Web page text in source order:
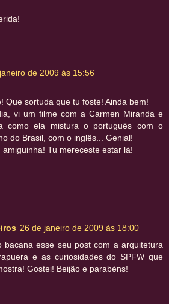
de 2009 às 15:56
Que sortuda que tu foste! Ainda bem!
vi um filme com a Carmen Miranda e
como ela mistura o português com o
do Brasil, com o inglês... Genial!
amiguinha! Tu mereceste estar lá!
26 de janeiro de 2009 às 18:00
bacana esse seu post com a arquitetura
e as curiosidades do SPFW que
Gostei! Beijão e parabéns!